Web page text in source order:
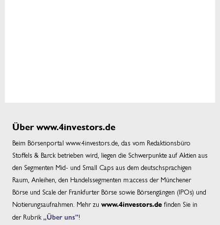
Über www.4investors.de
Beim Börsenportal www.4investors.de, das vom Redaktionsbüro
Stoffels & Barck betrieben wird, liegen die Schwerpunkte auf Aktien aus
den Segmenten Mid- und Small Caps aus dem deutschsprachigen
Raum, Anleihen, den Handelssegmenten m:access der Münchener
Börse und Scale der Frankfurter Börse sowie Börsengängen (IPOs) und
Notierungsaufnahmen. Mehr zu www.4investors.de finden Sie in
der Rubrik „Über uns”!